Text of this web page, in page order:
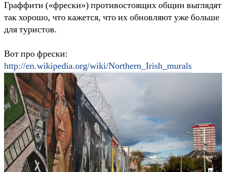
Граффити («фрески») противостоящих общин выглядят
так хорошо, что кажется, что их обновляют уже больше
для туристов.
Вот про фрески:
http://en.wikipedia.org/wiki/Northern_Irish_murals